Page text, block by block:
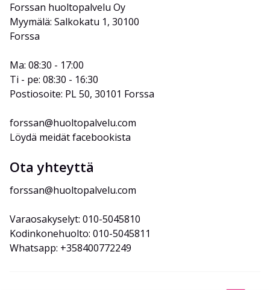
Forssan huoltopalvelu Oy
Myymälä: Salkokatu 1, 30100
Forssa
Ma: 08:30 - 17:00
Ti - pe: 08:30 - 16:30
Postiosoite: PL 50, 30101 Forssa
forssan@huoltopalvelu.com
Löydä meidät facebookista
Ota yhteyttä
forssan@huoltopalvelu.com
Varaosakyselyt: 010-5045810
Kodinkonehuolto: 010-5045811
Whatsapp: +358400772249